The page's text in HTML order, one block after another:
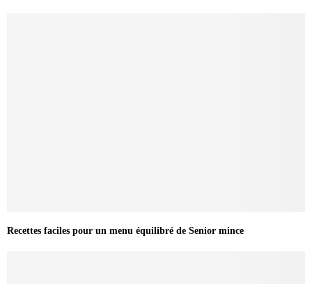
Recettes faciles pour un menu équilibré de Senior mince